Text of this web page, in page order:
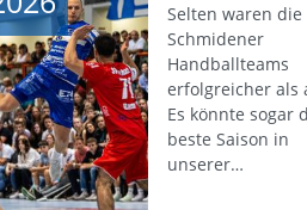
Selten waren die
Schmidener
Handballteams
erfolgreicher als
Es könnte sogar
beste Saison in
unserer…